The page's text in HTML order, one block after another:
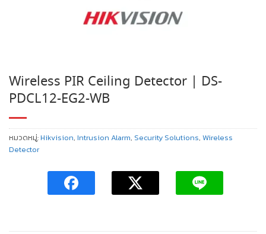
Wireless PIR Ceiling Detector | DS-
PDCL12-EG2-WB
หมวดหมู่:Hikvision, Intrusion Alarm, Security Solutions, Wireless
Detector